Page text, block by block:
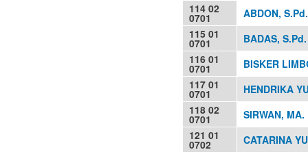
114 02
0701
ABDON, S.Pd.
115 01
0701
BADAS, S.Pd.
116 01
0701
BISKER
117 01
0701
HENDRIKA
118 02
0701
SIRWAN, MA.
121 01
0702
CATARINA